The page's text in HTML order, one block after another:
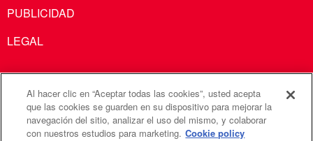
PUBLICIDAD
LEGAL
Comunicaciones Metodistas Unidas es una agencia de la
Iglesia Metodista Unida
Al hacer clic en “Aceptar todas las cookies”, usted acepta
que las cookies se guarden en su dispositivo para mejorar la
navegación del sitio, analizar el uso del mismo, y colaborar
con nuestros estudios para marketing. Cookie policy